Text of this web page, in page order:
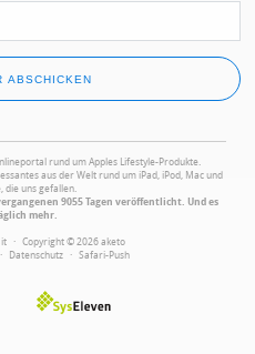
rund um Apples Lifestyle-Produkte.
aus der Welt rund um iPad, iPod, Mac und
die uns gefallen.
9055 Tagen veröffentlicht. Und es
mehr.
· Copyright © 2026 aketo
· Datenschutz · Safari-Push